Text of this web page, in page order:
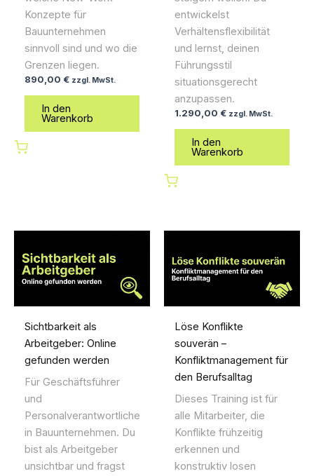
Konzepte für
Bauunternehmen
sinnvoll sind und wo die
Grenzen liegen.
890,00 € zzgl. MwSt.
In den
Warenkorb
entwickelst
Verhältensflexibilität
und lernst, deinen
Führungsstil
situationsgerecht
anzupassen.
1.290,00 € zzgl. MwSt.
In den
Warenkorb
Sichtbarkeit als
Arbeitgeber: Online
gefunden werden
Für Geschäftsführer
und
Personalverantwortliche
in Bauunternehmen. Du
bist als Arbeitgeber
unsichtbar und fragst
Löse Konflikte
souverän –
Konfliktmanagement für
den Berufsalltag
Dieses Training ist für
alle Mitarbeiter, die
Konflikte frühzeitig
erkennen und
konstruktiv losen